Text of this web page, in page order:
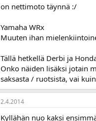
on nettimoto täynnä :/
Yamaha WRx
Muuten ihan
Tällä hetkellä Derbi ja
Onko näiden lisäksi jotain
saksasta / ruotsista, vai
2.4.2014
Kyllähän nuo kaksi